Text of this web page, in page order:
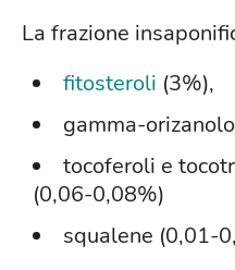
La frazione
fitosteroli (3%),
gamma-
tocoferoli e
(0,06-0,08%)
squalene (0,01-